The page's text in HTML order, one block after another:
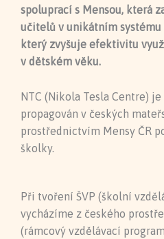
spoluprací s Mensou, která
učitelů v unikátním systému
který zvyšuje efektivitu
v dětském věku.
NTC (Nikola Tesla Centre)
propagován v českých
prostřednictvím Mensy ČR
školky.
Při tvoření ŠVP (školní
vycházíme z českého
(rámcový vzdělávací